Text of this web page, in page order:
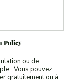
Policy
ou de
: Vous pouvez
gratuitement ou à